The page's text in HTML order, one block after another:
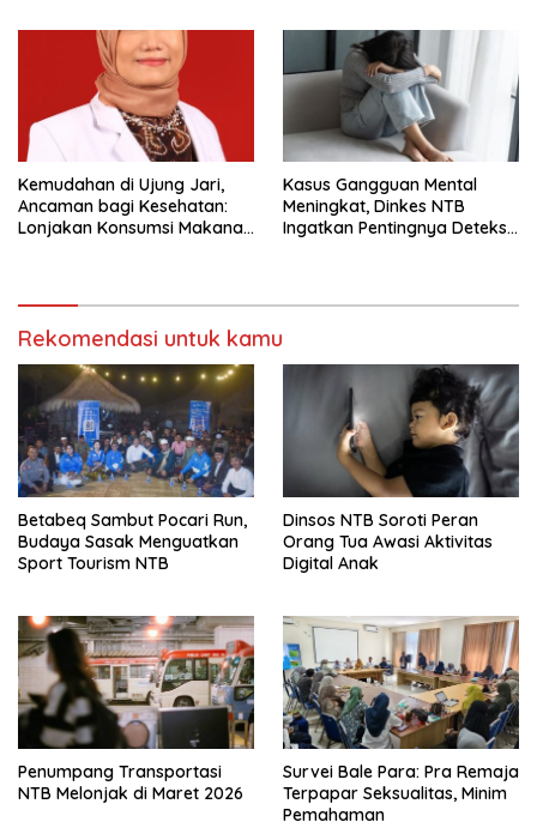
Kemudahan di Ujung Jari,
Ancaman bagi Kesehatan:
Lonjakan Konsumsi Makanan
Kasus Gangguan Mental
Meningkat, Dinkes NTB
Ingatkan Pentingnya Deteksi
Rekomendasi untuk kamu
Betabeq Sambut Pocari Run,
Budaya Sasak Menguatkan
Sport Tourism NTB
Dinsos NTB Soroti Peran
Orang Tua Awasi Aktivitas
Digital Anak
Penumpang Transportasi
NTB Melonjak di Maret 2026
Survei Bale Para: Pra Remaja
Terpapar Seksualitas, Minim
Pemahaman